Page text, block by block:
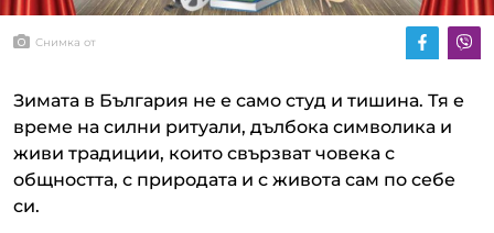
Снимка от
Зимата в България не е само студ и тишина. Тя е
време на силни ритуали, дълбока символика и
живи традиции, които свързват човека с
общността, с природата и с живота сам по себе
си.